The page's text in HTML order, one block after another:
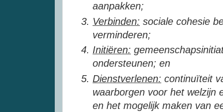
aanpakken;
Verbinden: sociale cohesie
verminderen;
Initiëren:
ondersteunen; en
Dienstverlenen: continuïteit
waarborgen voor het welzijn
en het mogelijk maken van